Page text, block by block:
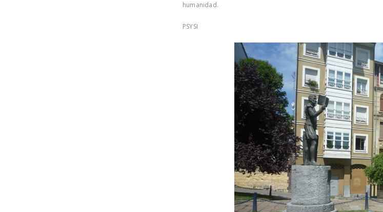
humanidad.
PSYSI